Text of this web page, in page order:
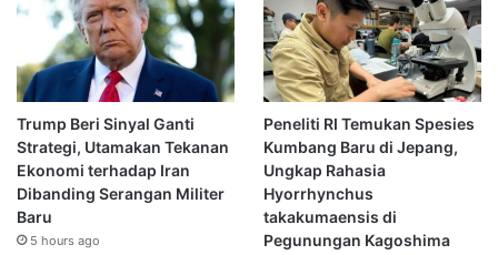
Trump Beri Sinyal Ganti
Strategi, Utamakan Tekanan
Ekonomi terhadap Iran
Dibanding Serangan Militer
Baru
5 hours ago
Peneliti RI Temukan Spesies
Kumbang Baru di Jepang,
Ungkap Rahasia
Hyorrhynchus
takakumaensis di
Pegunungan Kagoshima